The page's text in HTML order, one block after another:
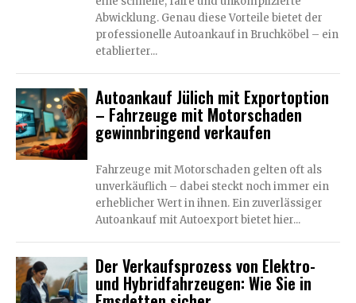
Abwicklung. Genau diese Vorteile bietet der
professionelle Autoankauf in Bruchköbel – ein
etablierter...
Autoankauf Jülich mit Exportoption
– Fahrzeuge mit Motorschaden
gewinnbringend verkaufen
Fahrzeuge mit Motorschaden gelten oft als
unverkäuflich – dabei steckt noch immer ein
erheblicher Wert in ihnen. Ein zuverlässiger
Autoankauf mit Autoexport bietet hier...
Der Verkaufsprozess von Elektro-
und Hybridfahrzeugen: Wie Sie in